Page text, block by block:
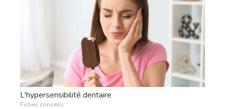
L'hypersensibilité dentaire
Fiches conseils